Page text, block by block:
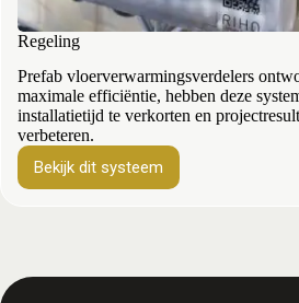
Regeling
Prefab vloerverwarmingsverdelers
maximale efficiëntie, hebben deze
installatietijd te verkorten en
verbeteren.
Bekijk dit systeem
Regeling